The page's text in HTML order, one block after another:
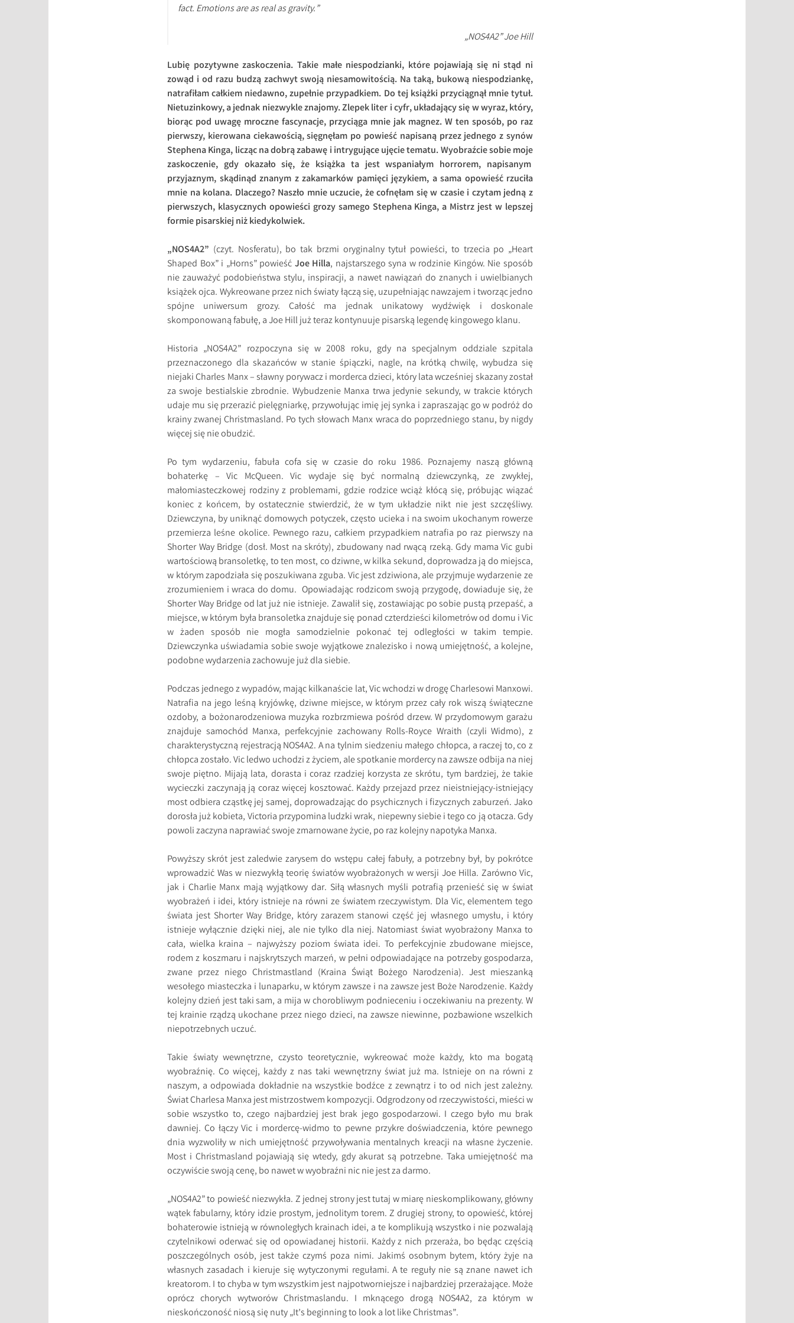
fact. Emotions are as real as gravity.”
„NOS4A2” Joe Hill
Lubię pozytywne zaskoczenia. Takie małe niespodzianki, które pojawiają się ni stąd ni
zowąd i od razu budzą zachwyt swoją niesamowitością. Na taką, bukową niespodziankę,
natrafiłam całkiem niedawno, zupełnie przypadkiem. Do tej książki przyciągnął mnie tytuł.
Nietuzinkowy, a jednak niezwykle znajomy. Zlepek liter i cyfr, układający się w wyraz, który,
biorąc pod uwagę mroczne fascynacje, przyciąga mnie jak magnez. W ten sposób, po raz
pierwszy, kierowana ciekawością, sięgnęłam po powieść napisaną przez jednego z synów
Stephena Kinga, licząc na dobrą zabawę i intrygujące ujęcie tematu. Wyobraźcie sobie moje
zaskoczenie, gdy okazało się, że książka ta jest wspaniałym horrorem, napisanym
przyjaznym, skądinąd znanym z zakamarków pamięci językiem, a sama opowieść rzuciła
mnie na kolana. Dlaczego? Naszło mnie uczucie, że cofnęłam się w czasie i czytam jedną z
pierwszych, klasycznych opowieści grozy samego Stephena Kinga, a Mistrz jest w lepszej
formie pisarskiej niż kiedykolwiek.
„NOS4A2” (czyt. Nosferatu), bo tak brzmi oryginalny tytuł powieści, to trzecia po „Heart
Shaped Box” i „Horns” powieść Joe Hilla, najstarszego syna w rodzinie Kingów. Nie sposób
nie zauważyć podobieństwa stylu, inspiracji, a nawet nawiązań do znanych i uwielbianych
książek ojca. Wykreowane przez nich światy łączą się, uzupełniając nawzajem i tworząc jedno
spójne uniwersum grozy. Całość ma jednak unikatowy wydźwięk i doskonale
skomponowaną fabułę, a Joe Hill już teraz kontynuuje pisarską legendę kingowego klanu.
Historia „NOS4A2” rozpoczyna się w 2008 roku, gdy na specjalnym oddziale szpitala
przeznaczonego dla skazańców w stanie śpiączki, nagle, na krótką chwilę, wybudza się
niejaki Charles Manx – sławny porywacz i morderca dzieci, który lata wcześniej skazany został
za swoje bestialskie zbrodnie. Wybudzenie Manxa trwa jedynie sekundy, w trakcie których
udaje mu się przerazić pielęgniarkę, przywołując imię jej synka i zapraszając go w podróż do
krainy zwanej Christmasland. Po tych słowach Manx wraca do poprzedniego stanu, by nigdy
więcej się nie obudzić.
Po tym wydarzeniu, fabuła cofa się w czasie do roku 1986. Poznajemy naszą główną
bohaterkę – Vic McQueen. Vic wydaje się być normalną dziewczynką, ze zwykłej,
małomiasteczkowej rodziny z problemami, gdzie rodzice wciąż kłócą się, próbując wiązać
koniec z końcem, by ostatecznie stwierdzić, że w tym układzie nikt nie jest szczęśliwy.
Dziewczyna, by uniknąć domowych potyczek, często ucieka i na swoim ukochanym rowerze
przemierza leśne okolice. Pewnego razu, całkiem przypadkiem natrafia po raz pierwszy na
Shorter Way Bridge (dosł. Most na skróty), zbudowany nad rwącą rzeką. Gdy mama Vic gubi
wartościową bransoletkę, to ten most, co dziwne, w kilka sekund, doprowadza ją do miejsca,
w którym zapodziała się poszukiwana zguba. Vic jest zdziwiona, ale przyjmuje wydarzenie ze
zrozumieniem i wraca do domu. Opowiadając rodzicom swoją przygodę, dowiaduje się, że
Shorter Way Bridge od lat już nie istnieje. Zawalił się, zostawiając po sobie pustą przepaść, a
miejsce, w którym była bransoletka znajduje się ponad czterdzieści kilometrów od domu i Vic
w żaden sposób nie mogła samodzielnie pokonać tej odległości w takim tempie.
Dziewczynka uświadamia sobie swoje wyjątkowe znalezisko i nową umiejętność, a kolejne,
podobne wydarzenia zachowuje już dla siebie.
Podczas jednego z wypadów, mając kilkanaście lat, Vic wchodzi w drogę Charlesowi Manxowi.
Natrafia na jego leśną kryjówkę, dziwne miejsce, w którym przez cały rok wiszą świąteczne
ozdoby, a bożonarodzeniowa muzyka rozbrzmiewa pośród drzew. W przydomowym garażu
znajduje samochód Manxa, perfekcyjnie zachowany Rolls-Royce Wraith (czyli Widmo), z
charakterystyczną rejestracją NOS4A2. A na tylnim siedzeniu małego chłopca, a raczej to, co z
chłopca zostało. Vic ledwo uchodzi z życiem, ale spotkanie mordercy na zawsze odbija na niej
swoje piętno. Mijają lata, dorasta i coraz rzadziej korzysta ze skrótu, tym bardziej, że takie
wycieczki zaczynają ją coraz więcej kosztować. Każdy przejazd przez nieistniejący-istniejący
most odbiera cząstkę jej samej, doprowadzając do psychicznych i fizycznych zaburzeń. Jako
dorosła już kobieta, Victoria przypomina ludzki wrak, niepewny siebie i tego co ją otacza. Gdy
powoli zaczyna naprawiać swoje zmarnowane życie, po raz kolejny napotyka Manxa.
Powyższy skrót jest zaledwie zarysem do wstępu całej fabuły, a potrzebny był, by pokrótce
wprowadzić Was w niezwykłą teorię światów wyobrażonych w wersji Joe Hilla. Zarówno Vic,
jak i Charlie Manx mają wyjątkowy dar. Siłą własnych myśli potrafią przenieść się w świat
wyobrażeń i idei, który istnieje na równi ze światem rzeczywistym. Dla Vic, elementem tego
świata jest Shorter Way Bridge, który zarazem stanowi część jej własnego umysłu, i który
istnieje wyłącznie dzięki niej, ale nie tylko dla niej. Natomiast świat wyobrażony Manxa to
cała, wielka kraina – najwyższy poziom świata idei. To perfekcyjnie zbudowane miejsce,
rodem z koszmaru i najskrytszych marzeń, w pełni odpowiadające na potrzeby gospodarza,
zwane przez niego Christmastland (Kraina Świąt Bożego Narodzenia). Jest mieszanką
wesołego miasteczka i lunaparku, w którym zawsze i na zawsze jest Boże Narodzenie. Każdy
kolejny dzień jest taki sam, a mija w chorobliwym podnieceniu i oczekiwaniu na prezenty. W
tej krainie rządzą ukochane przez niego dzieci, na zawsze niewinne, pozbawione wszelkich
niepotrzebnych uczuć.
Takie światy wewnętrzne, czysto teoretycznie, wykreować może każdy, kto ma bogatą
wyobraźnię. Co więcej, każdy z nas taki wewnętrzny świat już ma. Istnieje on na równi z
naszym, a odpowiada dokładnie na wszystkie bodźce z zewnątrz i to od nich jest zależny.
Świat Charlesa Manxa jest mistrzostwem kompozycji. Odgrodzony od rzeczywistości, mieści w
sobie wszystko to, czego najbardziej jest brak jego gospodarzowi. I czego było mu brak
dawniej. Co łączy Vic i mordercę-widmo to pewne przykre doświadczenia, które pewnego
dnia wyzwoliły w nich umiejętność przywoływania mentalnych kreacji na własne życzenie.
Most i Christmasland pojawiają się wtedy, gdy akurat są potrzebne. Taka umiejętność ma
oczywiście swoją cenę, bo nawet w wyobraźni nic nie jest za darmo.
„NOS4A2” to powieść niezwykła. Z jednej strony jest tutaj w miarę nieskomplikowany, główny
wątek fabularny, który idzie prostym, jednolitym torem. Z drugiej strony, to opowieść, której
bohaterowie istnieją w równoległych krainach idei, a te komplikują wszystko i nie pozwalają
czytelnikowi oderwać się od opowiadanej historii. Każdy z nich przeraża, bo będąc częścią
poszczególnych osób, jest także czymś poza nimi. Jakimś osobnym bytem, który żyje na
własnych zasadach i kieruje się wytyczonymi regułami. A te reguły nie są znane nawet ich
kreatorom. I to chyba w tym wszystkim jest najpotworniejsze i najbardziej przerażające. Może
oprócz chorych wytworów Christmaslandu. I mknącego drogą NOS4A2, za którym w
nieskończoność niosą się nuty „It’s beginning to look a lot like Christmas”.